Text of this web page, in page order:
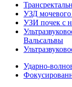
УЗД мочевого
УЗИ почек с
Вальсальвы
Ударно-